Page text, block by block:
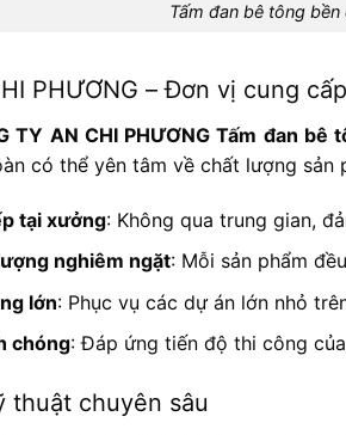
Tấm đan bê tông
PHƯƠNG – Đơn vị cung
TY AN CHI PHƯƠNG Tấm đan
có thể yên tâm về chất lượng sản
tại xưởng: Không qua trung gian,
nghiêm ngặt: Mỗi sản phẩm
lớn: Phục vụ các dự án lớn nhỏ
chóng: Đáp ứng tiến độ thi công
thuật chuyên sâu